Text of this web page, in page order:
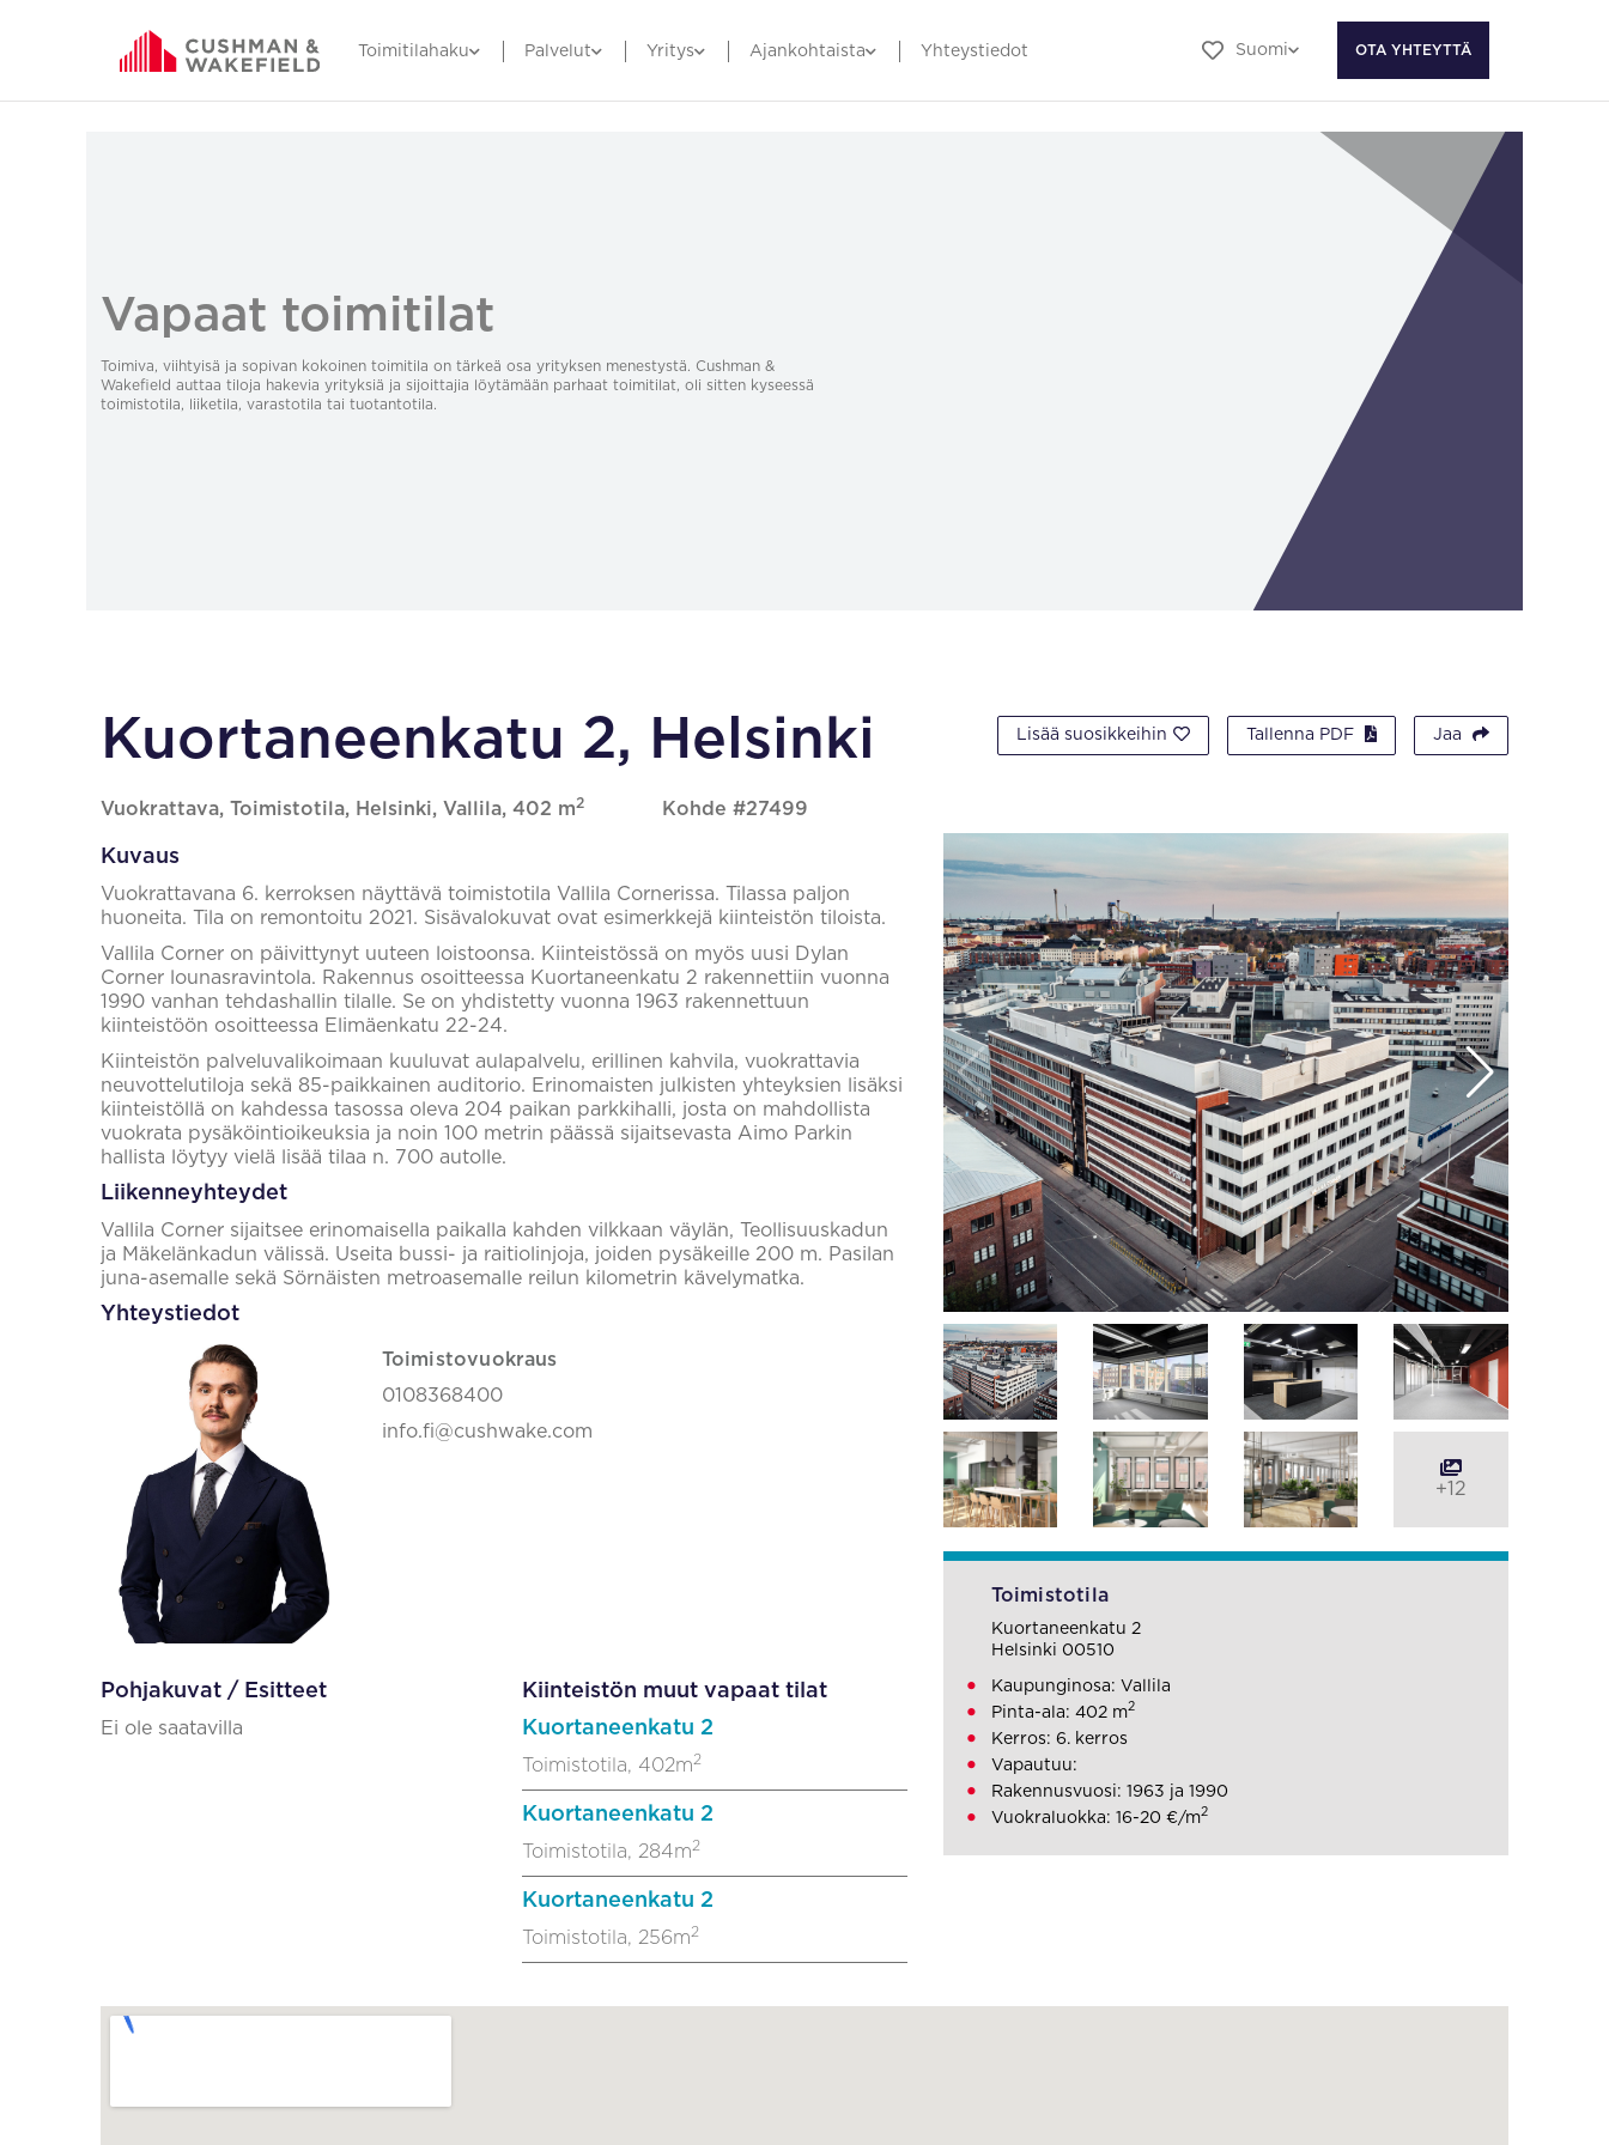
Toimitilahaku Palvelut Yritys Ajankohtaista Yhteystiedot Suomi OTA YHTEYTTÄ
Vapaat toimitilat
Toimiva, viihtyisä ja sopivan kokoinen toimitila on tärkeä osa yrityksen menestystä. Cushman &
Wakefield auttaa tiloja hakevia yrityksiä ja sijoittajia löytämään parhaat toimitilat, oli sitten kyseessä
toimistotila, liiketila, varastotila tai tuotantotila.
Kuortaneenkatu 2, Helsinki
Vuokrattava, Toimistotila, Helsinki, Vallila, 402 m2 Kohde #27499
Lisää suosikkeihin Tallenna PDF Jaa
Kuvaus
Vuokrattavana 6. kerroksen näyttävä toimistotila Vallila Cornerissa. Tilassa paljon
huoneita. Tila on remontoitu 2021. Sisävalokuvat ovat esimerkkejä kiinteistön tiloista.
Vallila Corner on päivittynyt uuteen loistoonsa. Kiinteistössä on myös uusi Dylan
Corner lounasravintola. Rakennus osoitteessa Kuortaneenkatu 2 rakennettiin vuonna
1990 vanhan tehdashallin tilalle. Se on yhdistetty vuonna 1963 rakennettuun
kiinteistöön osoitteessa Elimäenkatu 22-24.
Kiinteistön palveluvalikoimaan kuuluvat aulapalvelu, erillinen kahvila, vuokrattavia
neuvottelutiloja sekä 85-paikkainen auditorio. Erinomaisten julkisten yhteyksien lisäksi
kiinteistöllä on kahdessa tasossa oleva 204 paikan parkkihalli, josta on mahdollista
vuokrata pysäköintioikeuksia ja noin 100 metrin päässä sijaitsevasta Aimo Parkin
hallista löytyy vielä lisää tilaa n. 700 autolle.
Liikenneyhteydet
Vallila Corner sijaitsee erinomaisella paikalla kahden vilkkaan väylän, Teollisuuskadun
ja Mäkelänkadun välissä. Useita bussi- ja raitiolinjoja, joiden pysäkeille 200 m. Pasilan
juna-asemalle sekä Sörnäisten metroasemalle reilun kilometrin kävelymatka.
Yhteystiedot
Toimistovuokraus
0108368400
info.fi@cushwake.com
Pohjakuvat / Esitteet
Ei ole saatavilla
Kiinteistön muut vapaat tilat
Kuortaneenkatu 2
Toimistotila, 402m2
Kuortaneenkatu 2
Toimistotila, 284m2
Kuortaneenkatu 2
Toimistotila, 256m2
+12
Toimistotila
Kuortaneenkatu 2
Helsinki 00510
Kaupunginosa: Vallila
Pinta-ala: 402 m2
Kerros: 6. kerros
Vapautuu:
Rakennusvuosi: 1963 ja 1990
Vuokraluokka: 16-20 €/m2